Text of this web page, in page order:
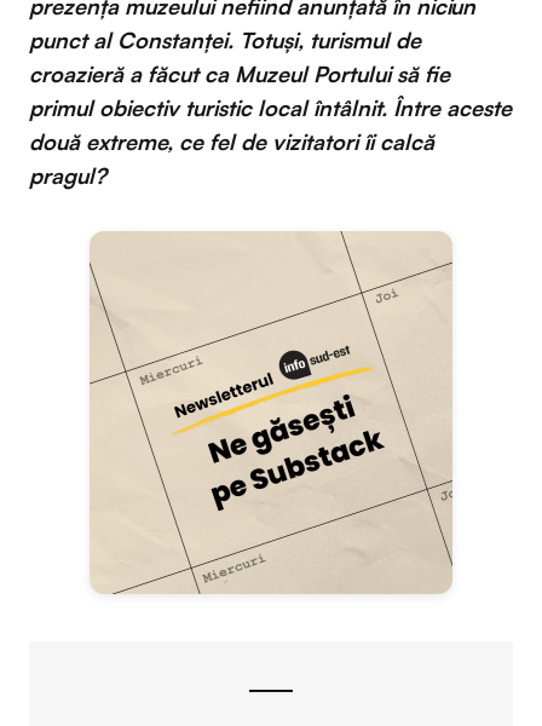
prezenţa muzeului nefiind anunţată în niciun
punct al Constanţei. Totuşi, turismul de
croazieră a făcut ca Muzeul Portului să fie
primul obiectiv turistic local întâlnit. Între aceste
două extreme, ce fel de vizitatori îi calcă
pragul?